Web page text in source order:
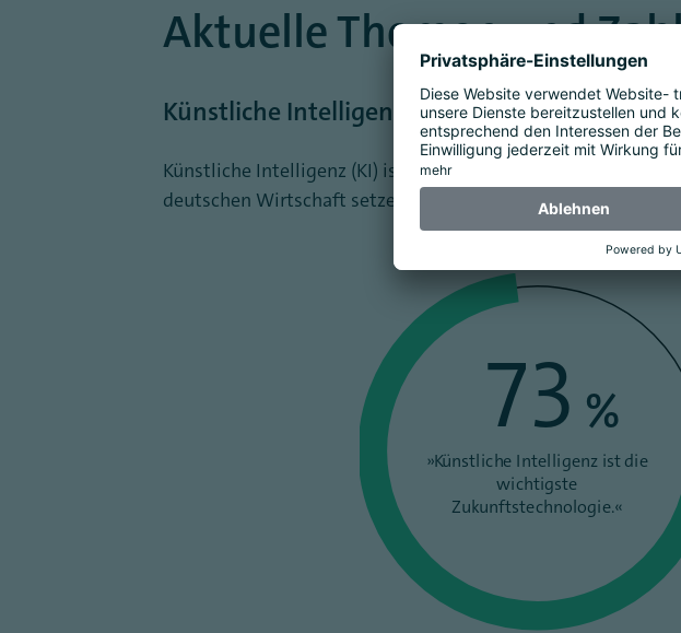
Aktuelle Themen und
Künstliche Intelligenz: Hype oder
Künstliche Intelligenz (KI) ist eine Schlüsselinnovation, die
deutschen Wirtschaft setzen immer mehr Unternehmen KI
73 %
»Künstliche Intelligenz ist die
wichtigste
Zukunftstechnologie.«